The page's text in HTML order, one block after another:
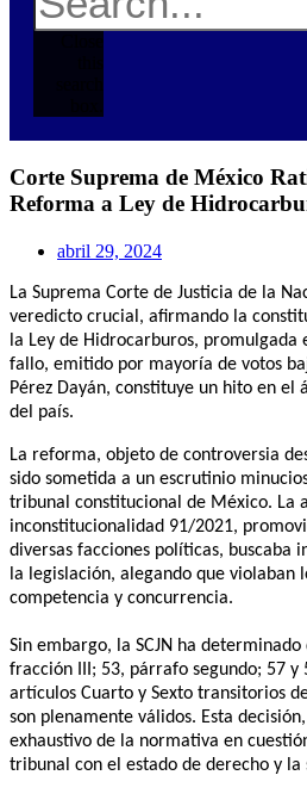
Corte Suprema de México
Reforma a Ley de
abril 29, 2024
La Suprema Corte de Justicia de la
veredicto crucial, afirmando la
la Ley de Hidrocarburos, promulgada
fallo, emitido por mayoría de votos
Pérez Dayán, constituye un hito en
del país.
La reforma, objeto de controversia
sido sometida a un escrutinio
tribunal constitucional de México. La
inconstitucionalidad 91/2021,
diversas facciones políticas, buscaba
la legislación, alegando que violaban
competencia y concurrencia.
Sin embargo, la SCJN ha
fracción III; 53, párrafo segundo; 57 y
artículos Cuarto y Sexto transitorios
son plenamente válidos. Esta
exhaustivo de la normativa en
tribunal con el estado de derecho y